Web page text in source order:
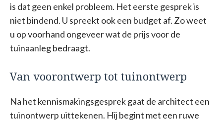
is dat geen enkel probleem. Het eerste gesprek is
niet bindend. U spreekt ook een budget af. Zo weet
u op voorhand ongeveer wat de prijs voor de
tuinaanleg bedraagt.
Van voorontwerp tot tuinontwerp
Na het kennismakingsgesprek gaat de architect een
tuinontwerp uittekenen. Hij begint met een ruwe